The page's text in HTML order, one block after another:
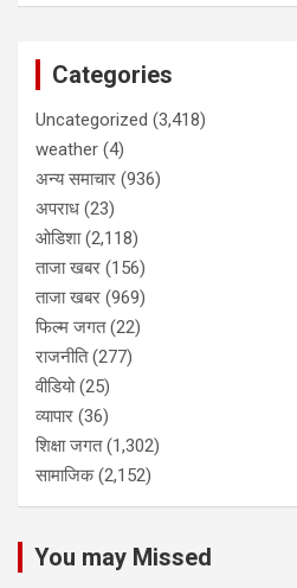
Categories
Uncategorized (3,418)
weather (4)
अन्य समाचार (936)
अपराध (23)
ओडिशा(2,118)
ताजा खबर (156)
ताजा खबर (969)
फिल्म जगत(22)
राजनीति(277)
वीडियो(25)
व्यापार (36)
शिक्षा जगत(1,302)
सामाजिक(2,152)
You may Missed